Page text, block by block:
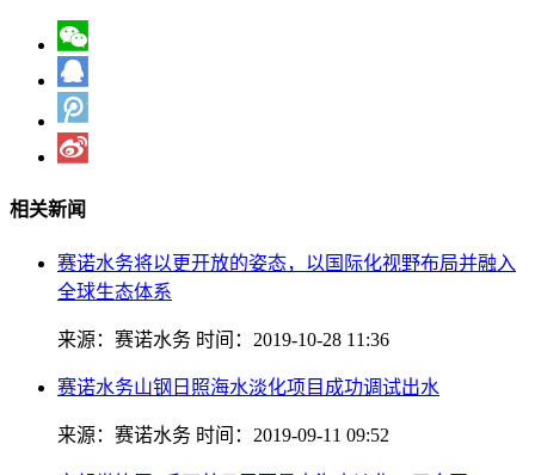
相关新闻
赛诺水务将以更开放的姿态，以国际化视野布局并融入
全球生态体系
来源：赛诺水务 时间：2019-10-28 11:36
赛诺水务山钢日照海水淡化项目成功调试出水
来源：赛诺水务 时间：2019-09-11 09:52